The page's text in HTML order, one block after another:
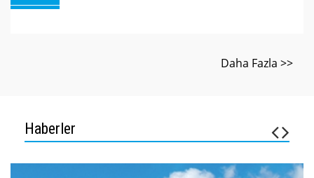
Daha Fazla >>
Haberler